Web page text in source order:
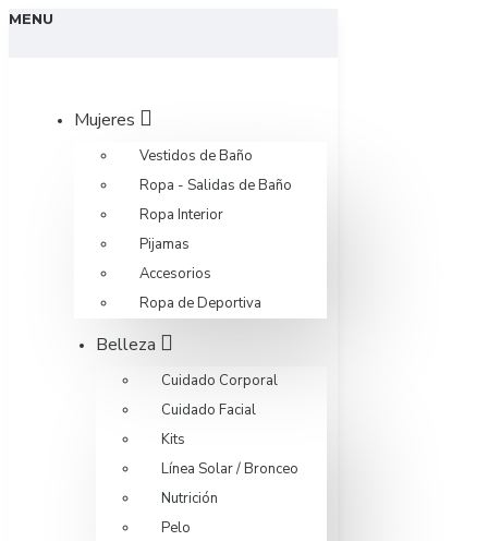
MENU
Mujeres
Vestidos de Baño
Ropa - Salidas de Baño
Ropa Interior
Pijamas
Accesorios
Ropa de Deportiva
Belleza
Cuidado Corporal
Cuidado Facial
Kits
Línea Solar / Bronceo
Nutrición
Pelo